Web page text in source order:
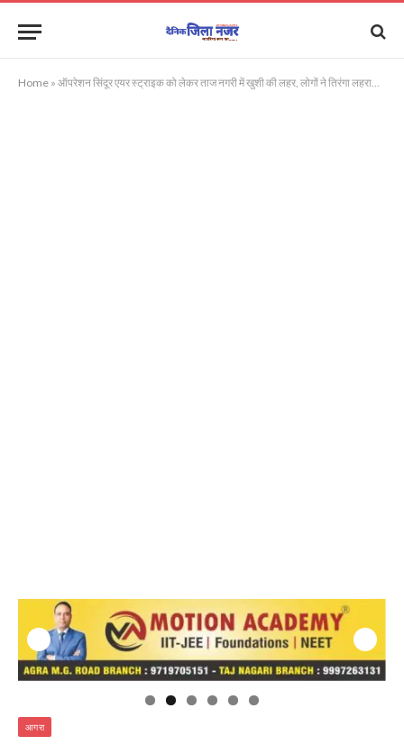
Home » ऑपरेशन सिंदूर एयर स्ट्राइक को लेकर ताज नगरी में खुशी की लहर, लोगों ने तिरंगा लहराकर सेना को दी बधाई
आगरा